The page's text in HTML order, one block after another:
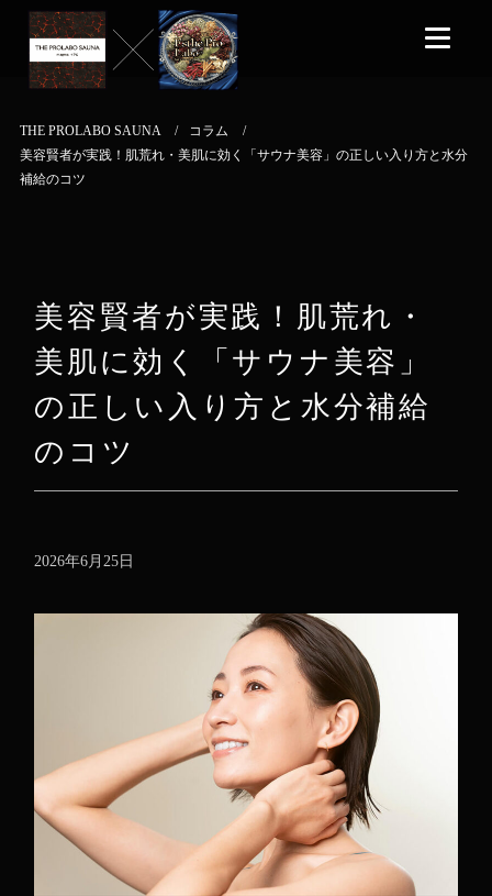
THE PROLABO SAUNA
コラム
美容賢者が実践！肌荒れ・美肌に効く「サウナ美容」の正しい入り方と水分
補給のコツ
美容賢者が実践！肌荒れ・
美肌に効く「サウナ美容」
の正しい入り方と水分補給
のコツ
2026年6月25日